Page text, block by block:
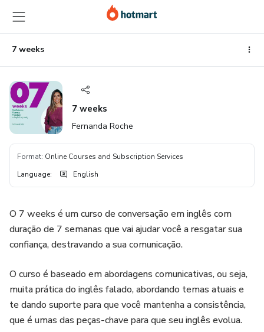
the
main
content
payment
footer
7 weeks
7 weeks
Fernanda Roche
Format: Online Courses and Subscription Services
Language: English
O 7 weeks é um curso de conversação em inglês com
duração de 7 semanas que vai ajudar você a resgatar sua
confiança, destravando a sua comunicação.
O curso é baseado em abordagens comunicativas, ou seja,
muita prática do inglês falado, abordando temas atuais e
te dando suporte para que você mantenha a consistência,
que é umas das peças-chave para que seu inglês evolua.